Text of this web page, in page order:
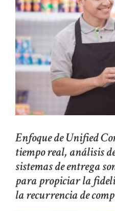
Enfoque de Unified
tiempo real, análisis
sistemas de entrega
para propiciar la
la recurrencia de